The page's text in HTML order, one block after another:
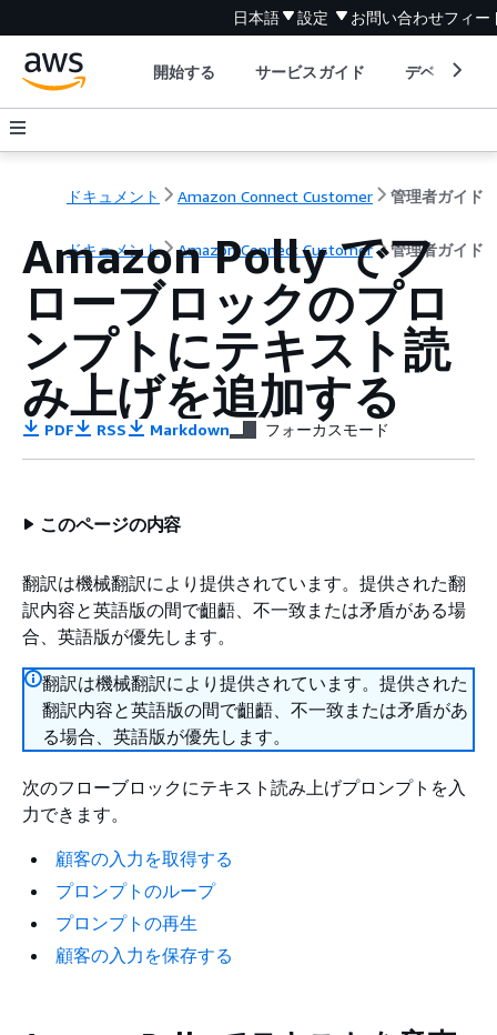
日本語 設定 お問い合わせフィー
開始する サービスガイド デベロッパ
ドキュメント Amazon Connect Customer 管理者ガイド
ドキュメント Amazon Connect Customer 管理者ガイド
Amazon Polly でフ
ローブロックのプロ
ンプトにテキスト読
み上げを追加する
PDF RSS Markdown フォーカスモード
このページの内容
翻訳は機械翻訳により提供されています。提供された翻
訳内容と英語版の間で齟齬、不一致または矛盾がある場
合、英語版が優先します。
翻訳は機械翻訳により提供されています。提供された
翻訳内容と英語版の間で齟齬、不一致または矛盾があ
る場合、英語版が優先します。
次のフローブロックにテキスト読み上げプロンプトを入
力できます。
顧客の入力を取得する
プロンプトのループ
プロンプトの再生
顧客の入力を保存する